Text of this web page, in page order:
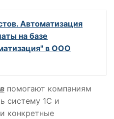
Автоматизация
на базе
в ООО
помогают компаниям
систему 1С и
конкретные